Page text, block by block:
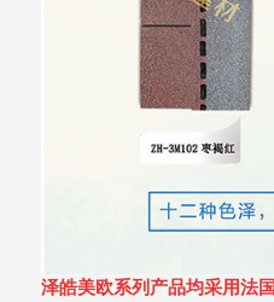
泽皓美欧系列产品均采用法